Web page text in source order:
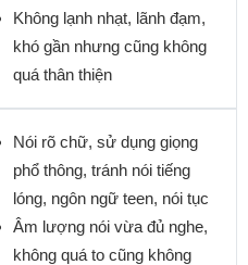
Không lạnh nhạt, lãnh đạm,
khó gần nhưng cũng không
quá thân thiện
Nói rõ chữ, sử dụng giọng
phổ thông, tránh nói tiếng
lóng, ngôn ngữ teen, nói tục
Âm lượng nói vừa đủ nghe,
không quá to cũng không